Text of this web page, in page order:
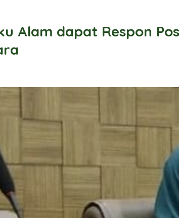
Alam dapat Respon